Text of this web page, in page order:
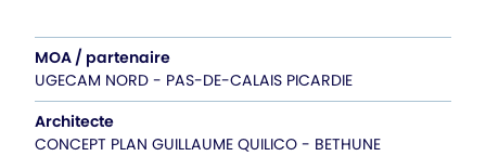
MOA / partenaire
UGECAM NORD - PAS-DE-CALAIS PICARDIE
Architecte
CONCEPT PLAN GUILLAUME QUILICO - BETHUNE